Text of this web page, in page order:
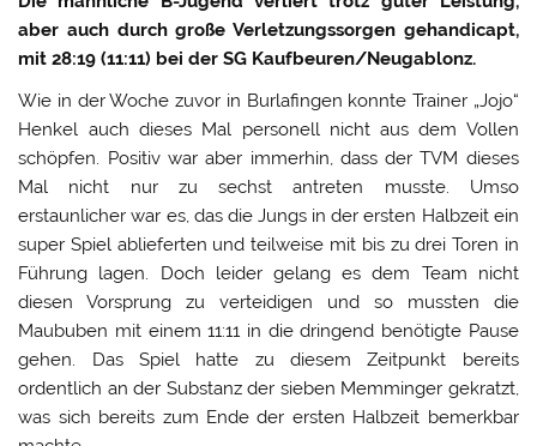
aber auch durch große Verletzungssorgen gehandicapt,
mit 28:19 (11:11) bei der SG Kaufbeuren/Neugablonz.
Wie in der Woche zuvor in Burlafingen konnte Trainer „Jojo“
Henkel auch dieses Mal personell nicht aus dem Vollen
schöpfen. Positiv war aber immerhin, dass der TVM dieses
Mal nicht nur zu sechst antreten musste. Umso
erstaunlicher war es, das die Jungs in der ersten Halbzeit ein
super Spiel ablieferten und teilweise mit bis zu drei Toren in
Führung lagen. Doch leider gelang es dem Team nicht
diesen Vorsprung zu verteidigen und so mussten die
Maububen mit einem 11:11 in die dringend benötigte Pause
gehen. Das Spiel hatte zu diesem Zeitpunkt bereits
ordentlich an der Substanz der sieben Memminger gekratzt,
was sich bereits zum Ende der ersten Halbzeit bemerkbar